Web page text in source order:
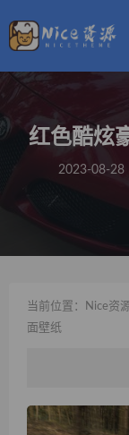
红色酷炫
2023-08-28
当前位置： Nice资
面壁纸